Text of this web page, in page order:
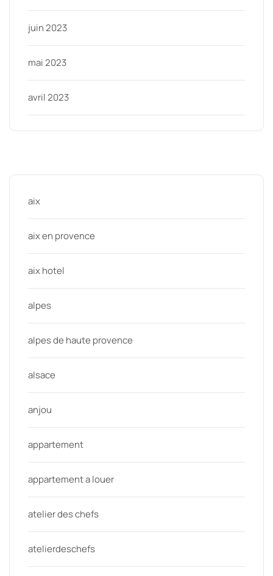
juin 2023
mai 2023
avril 2023
aix
aix en provence
aix hotel
alpes
alpes de haute provence
alsace
anjou
appartement
appartement a louer
atelier des chefs
atelierdeschefs